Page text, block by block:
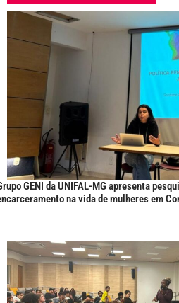
GENI da UNIFAL-MG apresenta
na vida de mulheres em